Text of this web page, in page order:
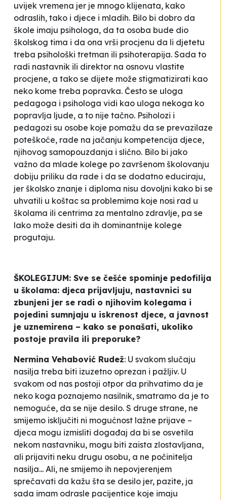
uvijek vremena jer je mnogo klijenata, kako
odraslih, tako i djece i mladih. Bilo bi dobro da
škole imaju psihologa, da ta osoba bude dio
školskog tima i da ona vrši procjenu da li djetetu
treba psihološki tretman ili psihoterapija. Sada to
radi nastavnik ili direktor na osnovu vlastite
procjene, a tako se dijete može stigmatizirati kao
neko kome treba popravka. Često se uloga
pedagoga i psihologa vidi kao uloga nekoga ko
popravlja ljude, a to nije tačno. Psiholozi i
pedagozi su osobe koje pomažu da se prevazilaze
poteškoće, rade na jačanju kompetencija djece,
njihovog samopouzdanja i slično. Bilo bi jako
važno da mlade kolege po završenom školovanju
dobiju priliku da rade i da se dodatno educiraju,
jer školsko znanje i diploma nisu dovoljni kako bi se
uhvatili u koštac sa problemima koje nosi rad u
školama ili centrima za mentalno zdravlje, pa se
lako može desiti da ih dominantnije kolege
progutaju.
ŠKOLEGIJUM: Sve se češće spominje pedofilija
u školama: djeca prijavljuju, nastavnici su
zbunjeni jer se radi o njihovim kolegama i
pojedini sumnjaju u iskrenost djece, a javnost
je uznemirena – kako se ponašati, ukoliko
postoje pravila ili preporuke?
Nermina Vehabović Rudež: U svakom slučaju
nasilja treba biti izuzetno oprezan i pažljiv. U
svakom od nas postoji otpor da prihvatimo da je
neko koga poznajemo nasilnik, smatramo da je to
nemoguće, da se nije desilo. S druge strane, ne
smijemo isključiti ni mogućnost lažne prijave –
djeca mogu izmisliti događaj da bi se osvetila
nekom nastavniku, mogu biti zaista zlostavljana,
ali prijaviti neku drugu osobu, a ne počinitelja
nasilja... Ali, ne smijemo ih nepovjerenjem
sprečavati da kažu šta se desilo jer, pazite, ja
sada imam odrasle pacijentice koje imaju